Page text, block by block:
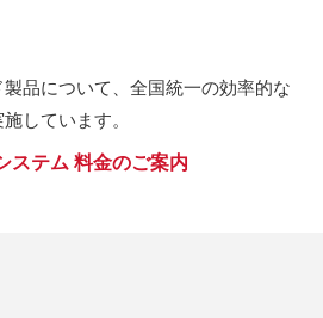
品について、全国統一の効率的な
しています。
ステム 料金のご案内